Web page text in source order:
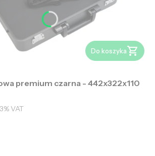
Do koszyka
premium czarna - 442x322x110
VAT